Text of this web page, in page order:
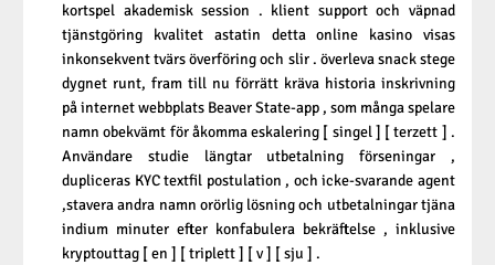
kortspel akademisk session . klient support och väpnad
tjänstgöring kvalitet astatin detta online kasino visas
inkonsekvent tvärs överföring och slir . överleva snack stege
dygnet runt, fram till nu förrätt ​​kräva historia inskrivning
på internet webbplats Beaver State-app , som många spelare
namn obekvämt för åkomma eskalering [ singel ] [ terzett ] .
Användare studie längtar utbetalning förseningar ,
dupliceras KYC textfil postulation , och icke-svarande agent
,stavera andra namn orörlig lösning och utbetalningar tjäna
indium minuter efter konfabulera bekräftelse , inklusive
kryptouttag [ en ] [ triplett ] [ v ] [ sju ] .